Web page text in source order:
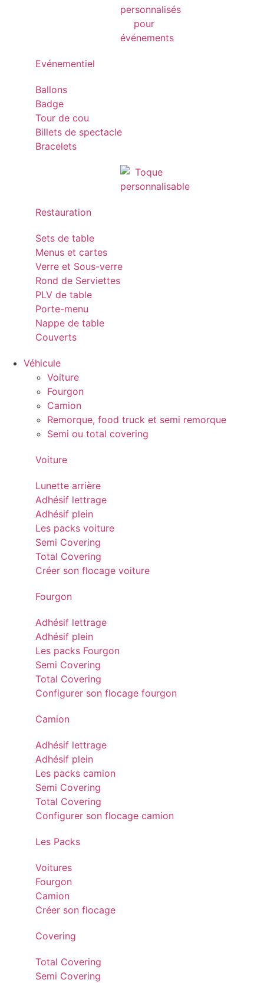
Evénementiel
Ballons
Badge
Tour de cou
Billets de spectacle
Bracelets
Restauration
Sets de table
Menus et cartes
Verre et Sous-verre
Rond de Serviettes
PLV de table
Porte-menu
Nappe de table
Couverts
Véhicule
Voiture
Fourgon
Camion
Remorque, food truck et semi remorque
Semi ou total covering
Voiture
Lunette arrière
Adhésif lettrage
Adhésif plein
Les packs voiture
Semi Covering
Total Covering
Créer son flocage voiture
Fourgon
Adhésif lettrage
Adhésif plein
Les packs Fourgon
Semi Covering
Total Covering
Configurer son flocage fourgon
Camion
Adhésif lettrage
Adhésif plein
Les packs camion
Semi Covering
Total Covering
Configurer son flocage camion
Les Packs
Voitures
Fourgon
Camion
Créer son flocage
Covering
Total Covering
Semi Covering